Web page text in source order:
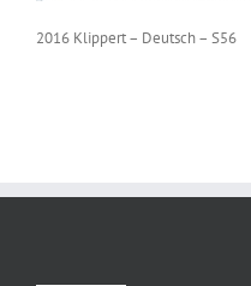
2016 Klippert – Deutsch – S56